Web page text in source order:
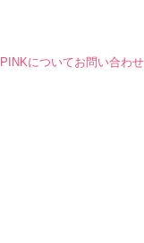
PINKについてお問い合わせ